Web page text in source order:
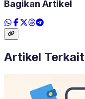
Bagikan Artikel
Artikel Terkait